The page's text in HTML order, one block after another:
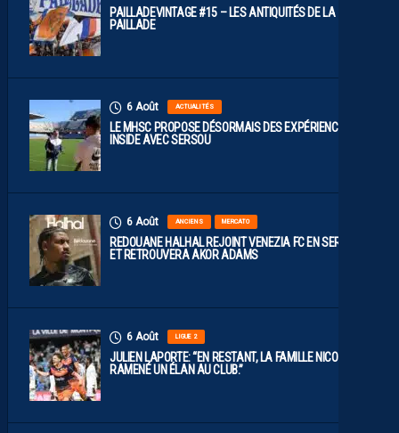
PAILLADEVINTAGE #15 – LES ANTIQUITÉS DE LA
PAILLADE
6 Août ACTUALITÉS
LE MHSC PROPOSE DÉSORMAIS DES EXPÉRIENCES
INSIDE AVEC SERSOU
6 Août ANCIENS MERCATO
REDOUANE HALHAL REJOINT VENEZIA FC EN SERIE A
ET RETROUVERA AKOR ADAMS
6 Août LIGUE 2
JULIEN LAPORTE: “EN RESTANT, LA FAMILLE NICOLLIN A
RAMENÉ UN ÉLAN AU CLUB.”